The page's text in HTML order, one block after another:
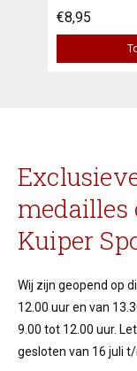
€8,95
medailles
Kuiper
Wij zijn geopend op
12.00 uur en van
9.00 tot 12.00 uur.
gesloten van 16 juli